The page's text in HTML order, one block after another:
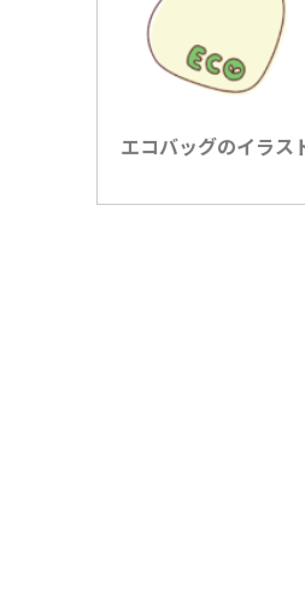
エコバッグのイラス